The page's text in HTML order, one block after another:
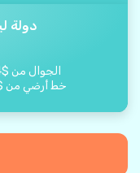
دولة
الجوال من $
خط أرضي من